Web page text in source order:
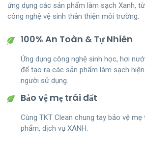
ứng dụng các sản phẩm làm sạch Xanh,
công nghệ vệ sinh thân thiện môi trường.
100% An Toàn & Tự Nhiên
Ứng dụng công nghệ sinh học, hơi
để tạo ra các sản phẩm làm sạch
người sử dụng.
Bảo vệ mẹ trái đất
Cùng TKT Clean chung tay bảo vệ
phẩm, dịch vụ XANH.